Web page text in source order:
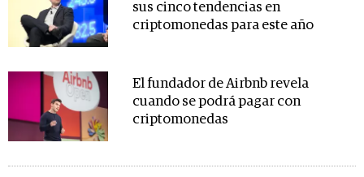
sus cinco tendencias en
criptomonedas para este año
El fundador de Airbnb revela
cuando se podrá pagar con
criptomonedas